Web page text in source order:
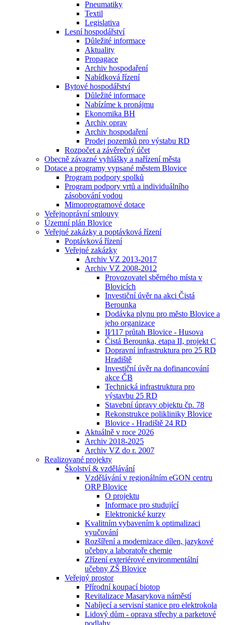
Pneumatiky
Textil
Legislativa
Lesní hospodářství
Důležité informace
Aktuality
Propagace
Archiv hospodaření
Nabídková řízení
Bytové hospodářství
Důležité informace
Nabízíme k pronájmu
Ekonomika BH
Archiv oprav
Archiv hospodaření
Prodej pozemků pro výstabu RD
Rozpočet a závěrečný účet
Obecně závazné vyhlášky a nařízení města
Dotace a programy vypsané městem Blovice
Program podpory spolků
Program podpory vrtů a individuálního
zásobování vodou
Mimoprogramové dotace
Veřejnoprávní smlouvy
Územní plán Blovice
Veřejné zakázky a poptávková řízení
Poptávková řízení
Veřejné zakázky
Archiv VZ 2013-2017
Archiv VZ 2008-2012
Provozovatel sběrného místa v
Blovicích
Investiční úvěr na akci Čistá
Berounka
Dodávka plynu pro město Blovice a
jeho organizace
II⁄117 průtah Blovice - Husova
Čistá Berounka, etapa II, projekt C
Dopravní infrastruktura pro 25 RD
Hradiště
Investiční úvěr na dofinancování
akce ČB
Technická infrastruktura pro
výstavbu 25 RD
Stavební úpravy objektu čp. 78
Rekonstrukce polikliniky Blovice
Blovice - Hradiště 24 RD
Aktuálně v roce 2026
Archiv 2018-2025
Archiv VZ do r. 2007
Realizované projekty
Školství & vzdělávání
Vzdělávání v regionálním eGON centru
ORP Blovice
O projektu
Informace pro studující
Elektronické kurzy
Kvalitním vybavením k optimalizaci
vyučování
Rozšíření a modernizace dílen, jazykové
učebny a laboratoře chemie
Zřízení exteriérové environmentální
učebny ZŠ Blovice
Veřejný prostor
Přírodní koupací biotop
Revitalizace Masarykova náměstí
Nabíjecí a servisní stanice pro elektrokola
Lidový dům - oprava střechy a parketové
podlahy